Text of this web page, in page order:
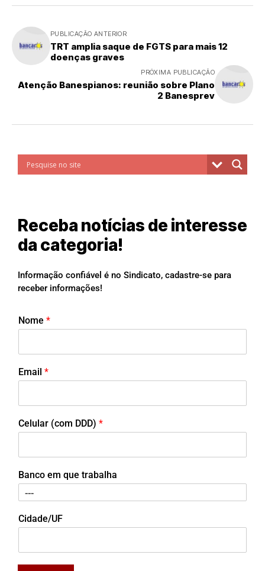
PUBLICAÇÃO ANTERIOR
TRT amplia saque de FGTS para mais 12
doenças graves
PRÓXIMA PUBLICAÇÃO
Atenção Banespianos: reunião sobre Plano
2 Banesprev
Receba notícias de interesse
da categoria!
Informação confiável é no Sindicato, cadastre-se para
receber informações!
Nome *
Email *
Celular (com DDD) *
Banco em que trabalha
Cidade/UF